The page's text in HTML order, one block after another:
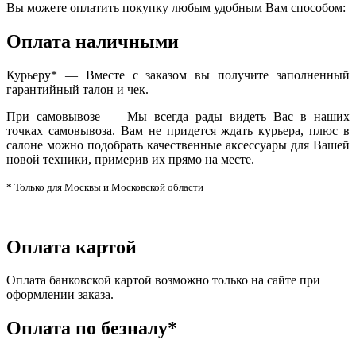
Вы можете оплатить покупку любым удобным Вам способом:
Оплата наличными
Курьеру* — Вместе с заказом вы получите заполненный
гарантийный талон и чек.
При самовывозе — Мы всегда рады видеть Вас в наших
точках самовывоза. Вам не придется ждать курьера, плюс в
салоне можно подобрать качественные аксессуары для Вашей
новой техники, примерив их прямо на месте.
* Только для Москвы и Московской области
Оплата картой
Оплата банковской картой возможно только на сайте при
оформлении заказа.
Оплата по безналу*